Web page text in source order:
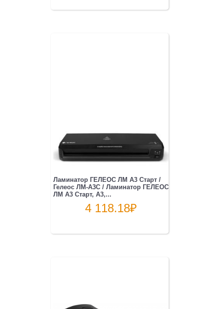
Ламинатор ГЕЛЕОС ЛМ A3 Старт /
Гелеос ЛМ-А3С / Ламинатор ГЕЛЕОС
ЛМ A3 Старт, А3,...
4 118.18₽